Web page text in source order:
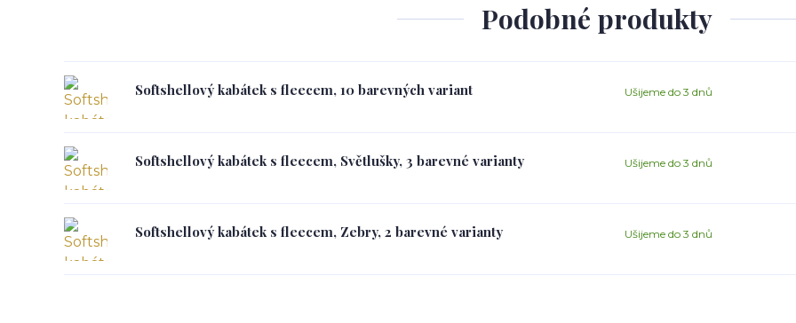
Podobné produkty
Softshellový kabátek s fleecem, 10 barevných variant Ušijeme do 3 dnů
Softshellový kabátek s fleecem, Světlušky, 3 barevné varianty Ušijeme do 3 dnů
Softshellový kabátek s fleecem, Zebry, 2 barevné varianty Ušijeme do 3 dnů